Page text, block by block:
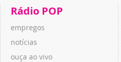
Rádio POP
empregos
notícias
ouça ao vivo